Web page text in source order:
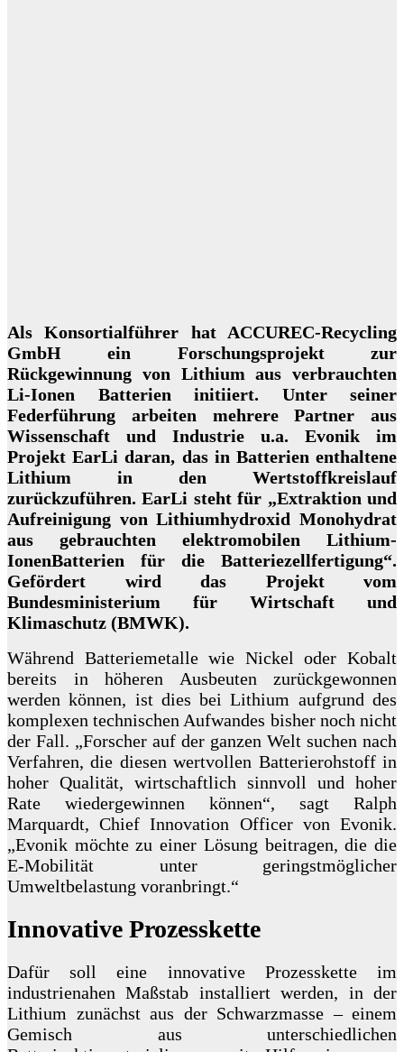
Als Konsortialführer hat ACCUREC-Recycling
GmbH ein Forschungsprojekt zur
Rückgewinnung von Lithium aus verbrauchten
Li-Ionen Batterien initiiert. Unter seiner
Federführung arbeiten mehrere Partner aus
Wissenschaft und Industrie u.a. Evonik im
Projekt EarLi daran, das in Batterien enthaltene
Lithium in den Wertstoffkreislauf
zurückzuführen. EarLi steht für „Extraktion und
Aufreinigung von Lithiumhydroxid Monohydrat
aus gebrauchten elektromobilen Lithium-
IonenBatterien für die Batteriezellfertigung“.
Gefördert wird das Projekt vom
Bundesministerium für Wirtschaft und
Klimaschutz (BMWK).
Während Batteriemetalle wie Nickel oder Kobalt
bereits in höheren Ausbeuten zurückgewonnen
werden können, ist dies bei Lithium aufgrund des
komplexen technischen Aufwandes bisher noch nicht
der Fall. „Forscher auf der ganzen Welt suchen nach
Verfahren, die diesen wertvollen Batterierohstoff in
hoher Qualität, wirtschaftlich sinnvoll und hoher
Rate wiedergewinnen können“, sagt Ralph
Marquardt, Chief Innovation Officer von Evonik.
„Evonik möchte zu einer Lösung beitragen, die die
E-Mobilität unter geringstmöglicher
Umweltbelastung voranbringt.“
Innovative Prozesskette
Dafür soll eine innovative Prozesskette im
industrienahen Maßstab installiert werden, in der
Lithium zunächst aus der Schwarzmasse – einem
Gemisch aus unterschiedlichen